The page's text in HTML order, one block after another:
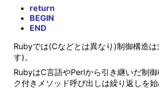
return
BEGIN
END
Rubyでは(Cなどとは異なり)制御構造
す)。
RubyはC言語やPerlから引き継いだ制
ク付きメソッド呼び出しは繰り返しを